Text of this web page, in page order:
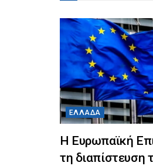
ΕΛΛΆΔΑ
Η Ευρωπαϊκή
τη διαπίστευση